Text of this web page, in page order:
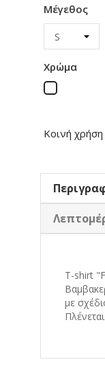
Μέγεθος
Χρώμα
Κοινή χρήση
T-shirt
με